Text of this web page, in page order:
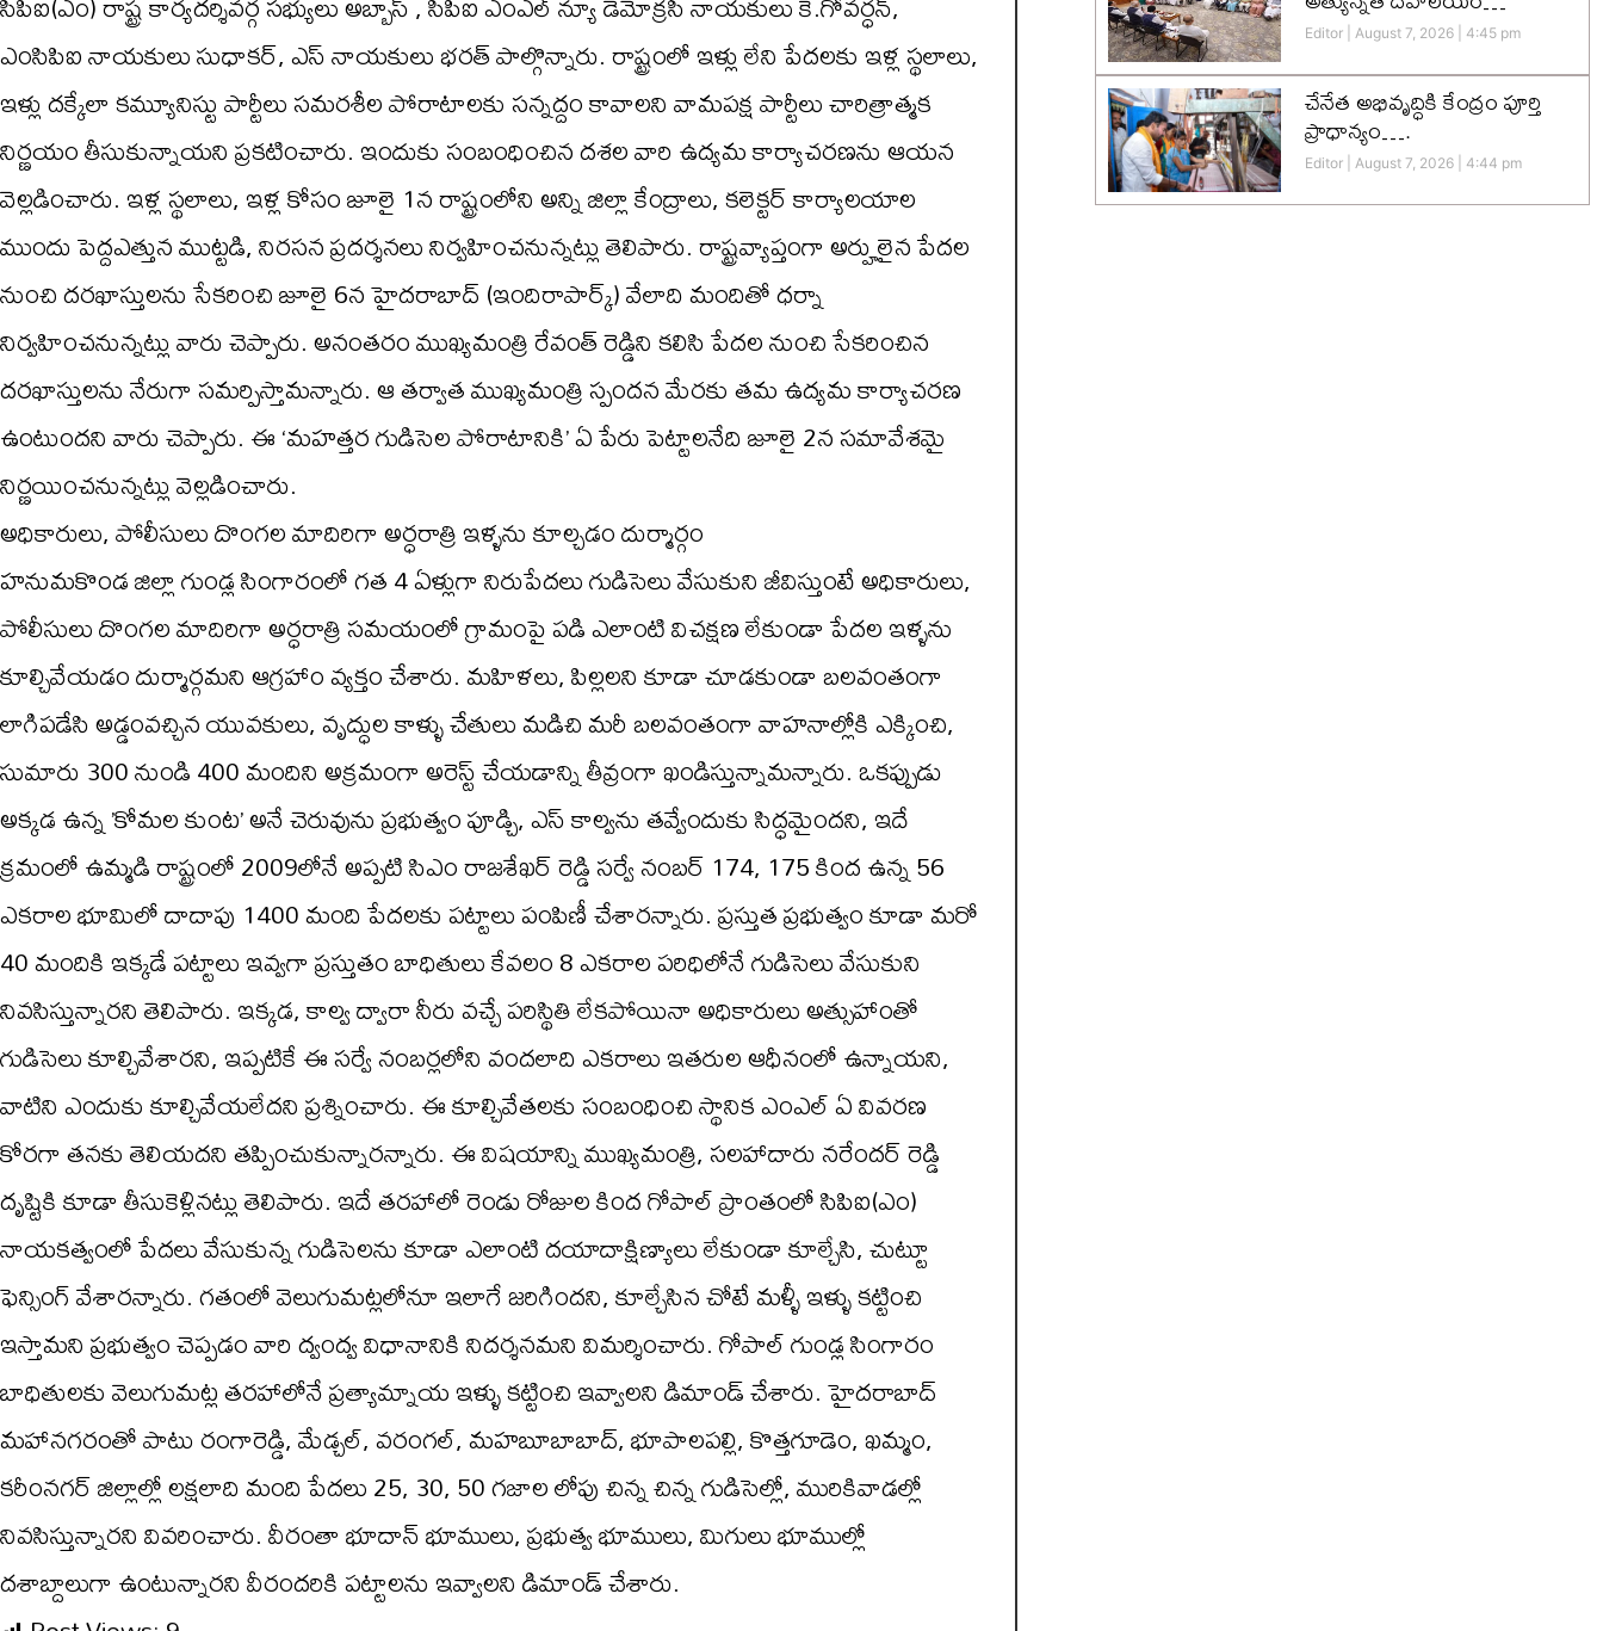
ఎంసిపిఐ నాయకులు సుధాకర్, ఎస్ నాయకులు భరత్ పాల్గొన్నారు. రాష్ట్రంలో ఇళ్లు లేని పేదలకు ఇళ్ల స్థలాలు,
ఇళ్లు దక్కేలా కమ్యూనిస్టు పార్టీలు సమరశీల పోరాటాలకు సన్నద్దం కావాలని వామపక్ష పార్టీలు చారిత్రాత్మక
నిర్ణయం తీసుకున్నాయని ప్రకటించారు. ఇందుకు సంబంధించిన దశల వారి ఉద్యమ కార్యాచరణను ఆయన
వెల్లడించారు. ఇళ్ల స్థలాలు, ఇళ్ల కోసం జూలై 1న రాష్ట్రంలోని అన్ని జిల్లా కేంద్రాలు, కలెక్టర్ కార్యాలయాల
ముందు పెద్దఎత్తున ముట్టడి, నిరసన ప్రదర్శనలు నిర్వహించనున్నట్లు తెలిపారు. రాష్ట్రవ్యాప్తంగా అర్హులైన పేదల
నుంచి దరఖాస్తులను సేకరించి జూలై 6న హైదరాబాద్ (ఇందిరాపార్క్) వేలాది మందితో ధర్నా
నిర్వహించనున్నట్లు వారు చెప్పారు. అనంతరం ముఖ్యమంత్రి రేవంత్ రెడ్డిని కలిసి పేదల నుంచి సేకరించిన
దరఖాస్తులను నేరుగా సమర్పిస్తామన్నారు. ఆ తర్వాత ముఖ్యమంత్రి స్పందన మేరకు తమ ఉద్యమ కార్యాచరణ
ఉంటుందని వారు చెప్పారు. ఈ ‘మహత్తర గుడిసెల పోరాటానికి’ ఏ పేరు పెట్టాలనేది జూలై 2న సమావేశమై
నిర్ణయించనున్నట్లు వెల్లడించారు.
అధికారులు, పోలీసులు దొంగల మాదిరిగా అర్ధరాత్రి ఇళ్ళను కూల్చడం దుర్మార్గం
హనుమకొండ జిల్లా గుండ్ల సింగారంలో గత 4 ఏళ్లుగా నిరుపేదలు గుడిసెలు వేసుకుని జీవిస్తుంటే అధికారులు,
పోలీసులు దొంగల మాదిరిగా అర్ధరాత్రి సమయంలో గ్రామంపై పడి ఎలాంటి విచక్షణ లేకుండా పేదల ఇళ్ళను
కూల్చివేయడం దుర్మార్గమని ఆగ్రహాం వ్యక్తం చేశారు. మహిళలు, పిల్లలని కూడా చూడకుండా బలవంతంగా
లాగిపడేసి అడ్డంవచ్చిన యువకులు, వృద్ధుల కాళ్ళు చేతులు మడిచి మరీ బలవంతంగా వాహనాల్లోకి ఎక్కించి,
సుమారు 300 నుండి 400 మందిని అక్రమంగా అరెస్ట్ చేయడాన్ని తీవ్రంగా ఖండిస్తున్నామన్నారు. ఒకప్పుడు
అక్కడ ఉన్న ’కోమల కుంట’ అనే చెరువును ప్రభుత్వం పూడ్చి, ఎస్ కాల్వను తవ్వేందుకు సిద్ధమైందని, ఇదే
క్రమంలో ఉమ్మడి రాష్ట్రంలో 2009లోనే అప్పటి సిఎం రాజశేఖర్ రెడ్డి సర్వే నంబర్ 174, 175 కింద ఉన్న 56
ఎకరాల భూమిలో దాదాపు 1400 మంది పేదలకు పట్టాలు పంపిణీ చేశారన్నారు. ప్రస్తుత ప్రభుత్వం కూడా మరో
40 మందికి ఇక్కడే పట్టాలు ఇవ్వగా ప్రస్తుతం బాధితులు కేవలం 8 ఎకరాల పరిధిలోనే గుడిసెలు వేసుకుని
నివసిస్తున్నారని తెలిపారు. ఇక్కడ, కాల్వ ద్వారా నీరు వచ్చే పరిస్థితి లేకపోయినా అధికారులు అత్సుహాంతో
గుడిసెలు కూల్చివేశారని, ఇప్పటికే ఈ సర్వే నంబర్లలోని వందలాది ఎకరాలు ఇతరుల ఆధీనంలో ఉన్నాయని,
వాటిని ఎందుకు కూల్చివేయలేదని ప్రశ్నించారు. ఈ కూల్చివేతలకు సంబంధించి స్థానిక ఎంఎల్ ఏ వివరణ
కోరగా తనకు తెలియదని తప్పించుకున్నారన్నారు. ఈ విషయాన్ని ముఖ్యమంత్రి, సలహాదారు నరేందర్ రెడ్డి
దృష్టికి కూడా తీసుకెళ్లినట్లు తెలిపారు. ఇదే తరహాలో రెండు రోజుల కింద గోపాల్ ప్రాంతంలో సిపిఐ(ఎం)
నాయకత్వంలో పేదలు వేసుకున్న గుడిసెలను కూడా ఎలాంటి దయాదాక్షిణ్యాలు లేకుండా కూల్చేసి, చుట్టూ
ఫెన్సింగ్ వేశారన్నారు. గతంలో వెలుగుమట్లలోనూ ఇలాగే జరిగిందని, కూల్చేసిన చోటే మళ్ళీ ఇళ్ళు కట్టించి
ఇస్తామని ప్రభుత్వం చెప్పడం వారి ద్వంద్వ విధానానికి నిదర్శనమని విమర్శించారు. గోపాల్ గుండ్ల సింగారం
బాధితులకు వెలుగుమట్ల తరహాలోనే ప్రత్యామ్నాయ ఇళ్ళు కట్టించి ఇవ్వాలని డిమాండ్ చేశారు. హైదరాబాద్
మహానగరంతో పాటు రంగారెడ్డి, మేడ్చల్, వరంగల్, మహబూబాబాద్, భూపాలపల్లి, కొత్తగూడెం, ఖమ్మం,
కరీంనగర్ జిల్లాల్లో లక్షలాది మంది పేదలు 25, 30, 50 గజాల లోపు చిన్న చిన్న గుడిసెల్లో, మురికివాడల్లో
నివసిస్తున్నారని వివరించారు. వీరంతా భూదాన్ భూములు, ప్రభుత్వ భూములు, మిగులు భూముల్లో
దశాబ్దాలుగా ఉంటున్నారని వీరందరికి పట్టాలను ఇవ్వాలని డిమాండ్ చేశారు.
Editor August 7, 2026 4:45 pm
చేనేత అభివృద్ధికి కేంద్రం పూర్తి
ప్రాధాన్యం….
Editor August 7, 2026 4:44 pm